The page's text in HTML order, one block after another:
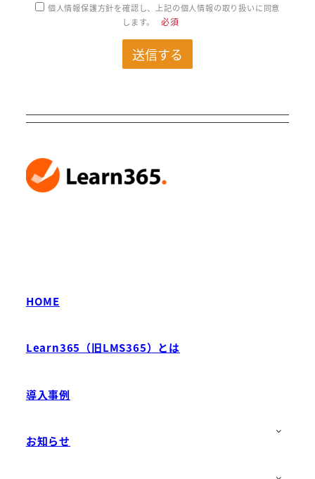
個人情報保護方針を確認し、上記の個人情報の取り扱いに同意
します。
必須
HOME
Learn365（旧LMS365）とは
導入事例
お知らせ